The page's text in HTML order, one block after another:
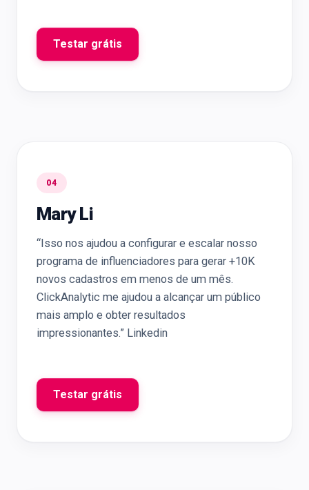
Testar grátis
04
Mary Li
“Isso nos ajudou a configurar e escalar nosso
programa de influenciadores para gerar +10K
novos cadastros em menos de um mês.
ClickAnalytic me ajudou a alcançar um público
mais amplo e obter resultados
impressionantes.” Linkedin
Testar grátis